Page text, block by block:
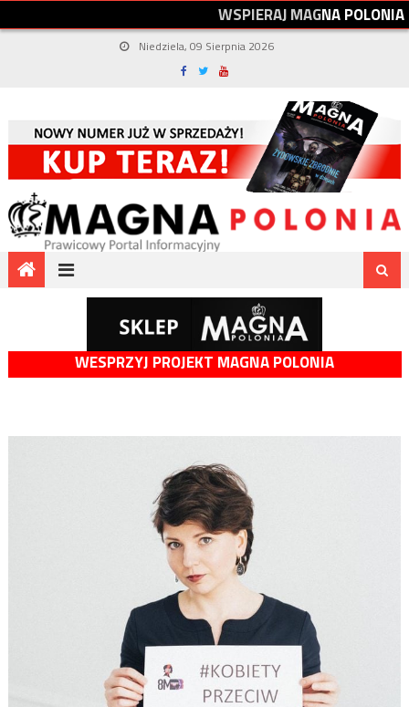
WSPIERAJMAGNAPOLONIA
Niedziela, 09 Sierpnia 2026
WESPRZYJ PROJEKT MAGNA POLONIA